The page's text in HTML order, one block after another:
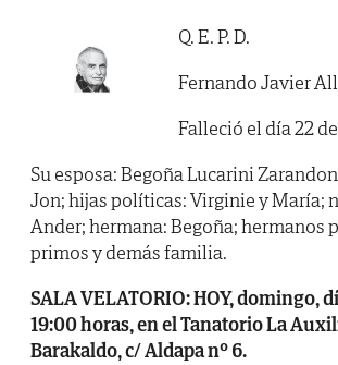
Q. E. P. D.
Fernando Javier
Falleció el día 22
Su esposa: Begoña Lucarini
Jon; hijas políticas: Virginie y María;
Ander; hermana: Begoña; hermanos
primos y demás familia.
SALA VELATORIO: HOY, domingo,
19:00 horas, en el Tanatorio La
Barakaldo, c/ Aldapa nº 6.